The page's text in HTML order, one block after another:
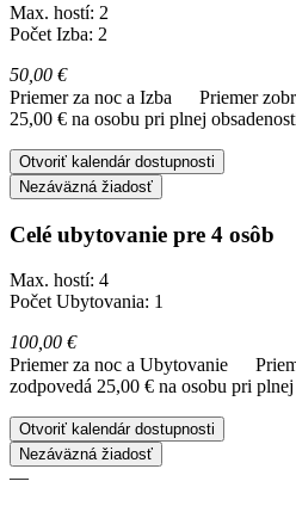
Max. hostí: 2
Počet Izba: 2
50,00 €
Priemer za noc a Izba
Priemer
25,00 € na osobu pri plnej
Otvoriť kalendár dostupnosti
Nezáväzná žiadosť
Celé ubytovanie pre 4 osôb
Max. hostí: 4
Počet Ubytovania: 1
100,00 €
Priemer za noc a Ubytovanie
zodpovedá 25,00 € na osobu pri plnej
Otvoriť kalendár dostupnosti
Nezáväzná žiadosť
—